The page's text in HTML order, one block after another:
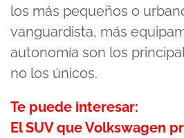
los más pequeños o
vanguardista, más
autonomía son los
no los únicos.
Te puede interesar:
El SUV que Volkswagen